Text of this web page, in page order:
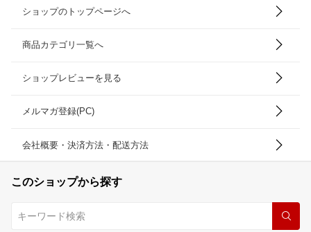
ショップのトップページへ
商品カテゴリ一覧へ
ショップレビューを見る
メルマガ登録(PC)
会社概要・決済方法・配送方法
このショップから探す